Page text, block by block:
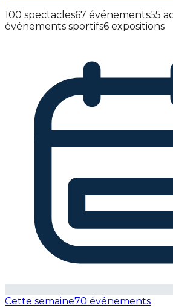
100 spectacles67 événements55
événements sportifs6 expositions
Cette semaine70 événements